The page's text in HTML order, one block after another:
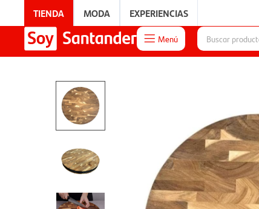
TIENDA MODA EXPERIENCIAS
 Menú